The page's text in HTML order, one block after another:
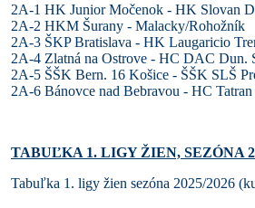
2A-1 HK Junior Močenok - HK Slovan
2A-2 HKM Šurany -
2A-3 ŠKP Bratislava - HK
2A-4 Zlatná na Ostrove - HC DAC
2A-5 ŠŠK Bern. 16 Košice - ŠŠK
2A-6 Bánovce nad Bebravou - HC
TABUĽKA 1. LIGY ŽIEN, SEZÓNA
Tabuľka 1. ligy žien sezóna 2025/2026